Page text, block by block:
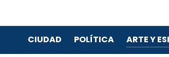
CIUDAD POLÍTICA ARTE Y